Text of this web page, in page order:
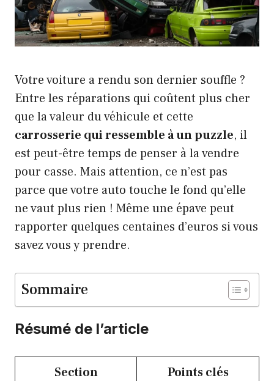
Votre voiture a rendu son dernier souffle ?
Entre les réparations qui coûtent plus cher
que la valeur du véhicule et cette
carrosserie qui ressemble à un puzzle, il
est peut-être temps de penser à la vendre
pour casse. Mais attention, ce n’est pas
parce que votre auto touche le fond qu’elle
ne vaut plus rien ! Même une épave peut
rapporter quelques centaines d’euros si vous
savez vous y prendre.
Sommaire
Résumé de l’article
Section Points clés